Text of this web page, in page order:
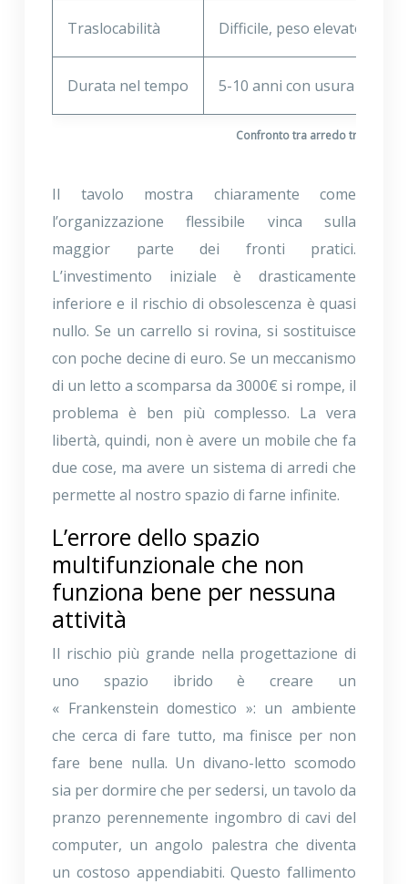
Confronto tra arredo
Traslocabilità Difficile, peso elevato
Durata nel tempo 5-10 anni con usura
Il tavolo mostra chiaramente come
l’organizzazione flessibile vinca sulla
maggior parte dei fronti pratici.
L’investimento iniziale è drasticamente
inferiore e il rischio di obsolescenza è quasi
nullo. Se un carrello si rovina, si sostituisce
con poche decine di euro. Se un meccanismo
di un letto a scomparsa da 3000€ si rompe, il
problema è ben più complesso. La vera
libertà, quindi, non è avere un mobile che fa
due cose, ma avere un sistema di arredi che
permette al nostro spazio di farne infinite.
L’errore dello spazio
multifunzionale che non
funziona bene per nessuna
attività
Il rischio più grande nella progettazione di
uno spazio ibrido è creare un
« Frankenstein domestico »: un ambiente
che cerca di fare tutto, ma finisce per non
fare bene nulla. Un divano-letto scomodo
sia per dormire che per sedersi, un tavolo da
pranzo perennemente ingombro di cavi del
computer, un angolo palestra che diventa
un costoso appendiabiti. Questo fallimento